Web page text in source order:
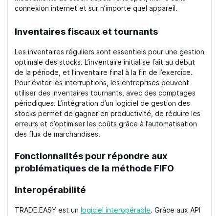
connexion internet et sur n’importe quel appareil.
Inventaires fiscaux et tournants
Les inventaires réguliers sont essentiels pour une gestion
optimale des stocks. L’inventaire initial se fait au début
de la période, et l’inventaire final à la fin de l’exercice.
Pour éviter les interruptions, les entreprises peuvent
utiliser des inventaires tournants, avec des comptages
périodiques. L’intégration d’un logiciel de gestion des
stocks permet de gagner en productivité, de réduire les
erreurs et d’optimiser les coûts grâce à l’automatisation
des flux de marchandises.
Fonctionnalités pour répondre aux
problématiques de la méthode FIFO
Interopérabilité
TRADE.EASY est un logiciel interopérable. Grâce aux API